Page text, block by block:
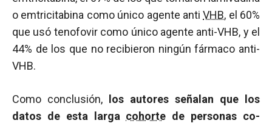
o emtricitabina como único agente antiVHB, el 60%
que usó tenofovir como único agente anti-VHB, y el
44% de los que no recibieron ningún fármaco anti-
VHB.
Como conclusión,
los autores señalan que los
datos de esta larga cohorte de personas co-